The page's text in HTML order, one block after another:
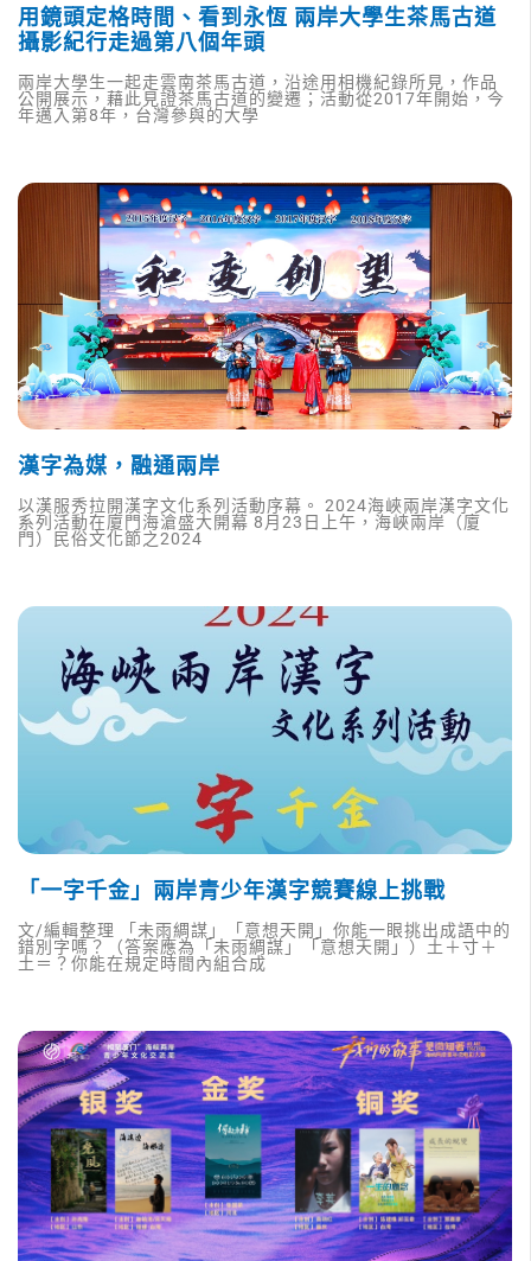
用鏡頭定格時間、看到永恆 兩岸大學生茶馬古道
攝影紀行走過第八個年頭
兩岸大學生一起走雲南茶馬古道，沿途用相機紀錄所見，作品
公開展示，藉此見證茶馬古道的變遷；活動從2017年開始，今
年邁入第8年，台灣參與的大學
漢字為媒，融通兩岸
以漢服秀拉開漢字文化系列活動序幕。 2024海峽兩岸漢字文化
系列活動在廈門海滄盛大開幕 8月23日上午，海峽兩岸（廈
門）民俗文化節之2024
「一字千金」兩岸青少年漢字競賽線上挑戰
文/編輯整理 「未雨綢謀」「意想天開」你能一眼挑出成語中的
錯別字嗎？（答案應為「未雨綢謀」「意想天開」）土＋寸＋
土＝？你能在規定時間內組合成